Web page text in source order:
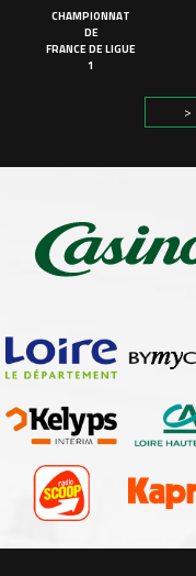
CHAMPIONNAT
DE
FRANCE DE LIGUE
1
>